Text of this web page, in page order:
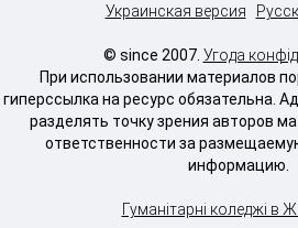
Украинская версия
© since 2007. Угода
При использовании материалов
гиперссылка на ресурс обязательна.
разделять точку зрения авторов
ответственности за
информацию.
Гуманітарні коледжі в